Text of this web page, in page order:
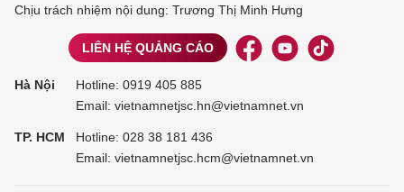
Chịu trách nhiệm nội dung: Trương Thị Minh Hưng
LIÊN HỆ QUẢNG CÁO
Hà Nội Hotline: 0919 405 885
Email: vietnamnetjsc.hn@vietnamnet.vn
TP. HCM Hotline: 028 38 181 436
Email: vietnamnetjsc.hcm@vietnamnet.vn